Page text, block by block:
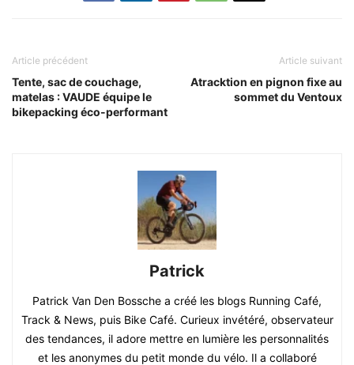
Article précédent
Tente, sac de couchage,
matelas : VAUDE équipe le
bikepacking éco-performant
Article suivant
Atracktion en pignon fixe au
sommet du Ventoux
Patrick
Patrick Van Den Bossche a créé les blogs Running Café,
Track & News, puis Bike Café. Curieux invétéré, observateur
des tendances, il adore mettre en lumière les personnalités
et les anonymes du petit monde du vélo. Il a collaboré